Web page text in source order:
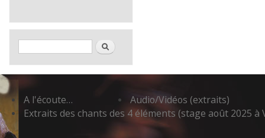
Formulaire de rechercheRechercher
A l'écoute…
Audio/Vidéos (extraits)
Extraits des chants des 4 éléments (stage août 2025 à